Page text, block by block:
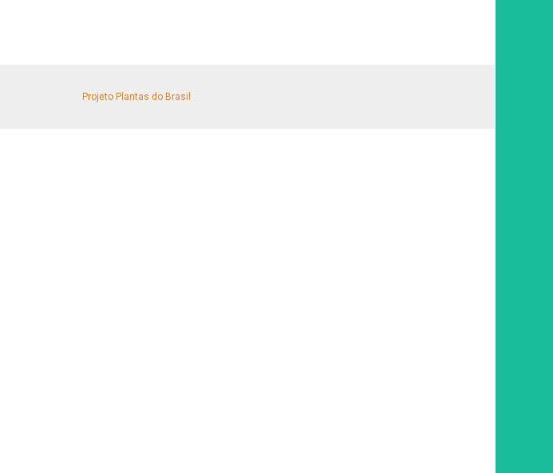
Projeto Plantas do Brasil